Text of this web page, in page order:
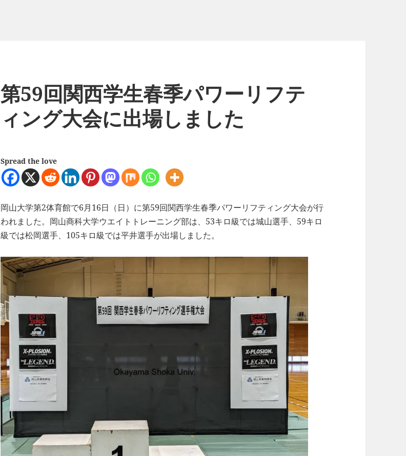
第59回関西学生春季パワーリフテ
ィング大会に出場しました
Spread the love
岡山大学第2体育館で6月16日（日）に第59回関西学生春季パワーリフティング大会が行
われました。岡山商科大学ウエイトトレーニング部は、53キロ級では城山選手、59キロ
級では松岡選手、105キロ級では平井選手が出場しました。